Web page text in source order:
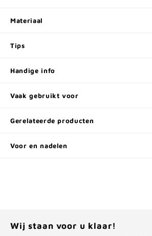
Materiaal
Tips
Handige info
Vaak gebruikt voor
Gerelateerde producten
Voor en nadelen
Wij staan voor u klaar!